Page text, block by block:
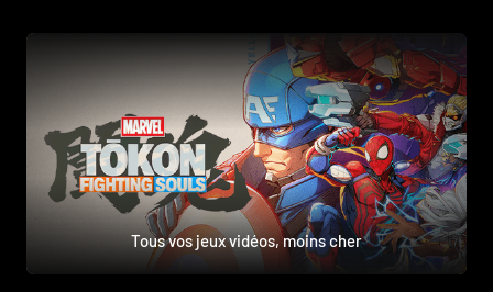
Tous vos jeux vidéos, moins cher